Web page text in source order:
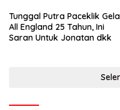
Tunggal Putra Paceklik
All England 25 Tahun, Ini
Saran Untuk Jonatan dkk